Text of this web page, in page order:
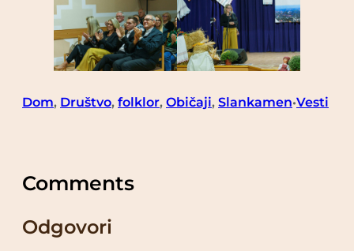
Dom, Društvo, folklor, Običaji, Slankamen•Vesti
Comments
Odgovori